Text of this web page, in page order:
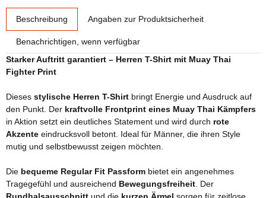
Beschreibung Angaben zur Produktsicherheit
Benachrichtigen, wenn verfügbar
Starker Auftritt garantiert – Herren T-Shirt mit Muay Thai
Fighter Print
Dieses stylische Herren T-Shirt bringt Energie und Ausdruck auf
den Punkt. Der kraftvolle Frontprint eines Muay Thai Kämpfers
in Aktion setzt ein deutliches Statement und wird durch rote
Akzente eindrucksvoll betont. Ideal für Männer, die ihren Style
mutig und selbstbewusst zeigen möchten.
Die bequeme Regular Fit Passform bietet ein angenehmes
Tragegefühl und ausreichend Bewegungsfreiheit . Der